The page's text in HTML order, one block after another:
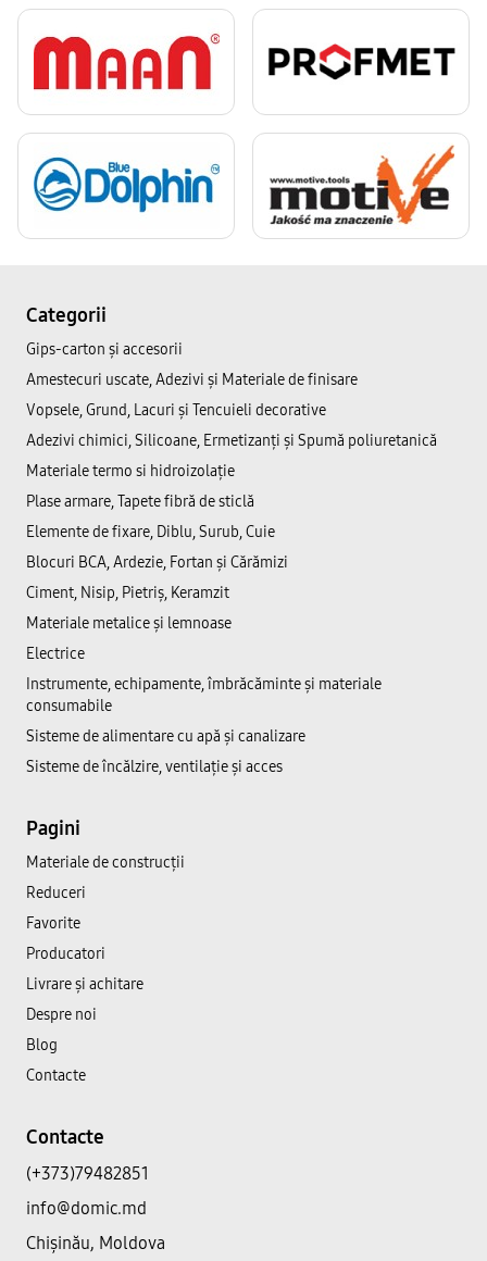
Categorii
Gips-carton și accesorii
Amestecuri uscate, Adezivi şi Materiale de finisare
Vopsele, Grund, Lacuri și Tencuieli decorative
Adezivi chimici, Silicoane, Ermetizanți și Spumă poliuretanică
Materiale termo si hidroizolație
Plase armare, Tapete fibră de sticlă
Elemente de fixare, Diblu, Surub, Cuie
Blocuri BCA, Ardezie, Fortan și Cărămizi
Ciment, Nisip, Pietriș, Keramzit
Materiale metalice și lemnoase
Electrice
Instrumente, echipamente, îmbrăcăminte și materiale
consumabile
Sisteme de alimentare cu apă și canalizare
Sisteme de încălzire, ventilație și acces
Pagini
Materiale de construcții
Reduceri
Favorite
Producatori
Livrare și achitare
Despre noi
Blog
Contacte
Contacte
(+373)79482851
info@domic.md
Chișinău, Moldova